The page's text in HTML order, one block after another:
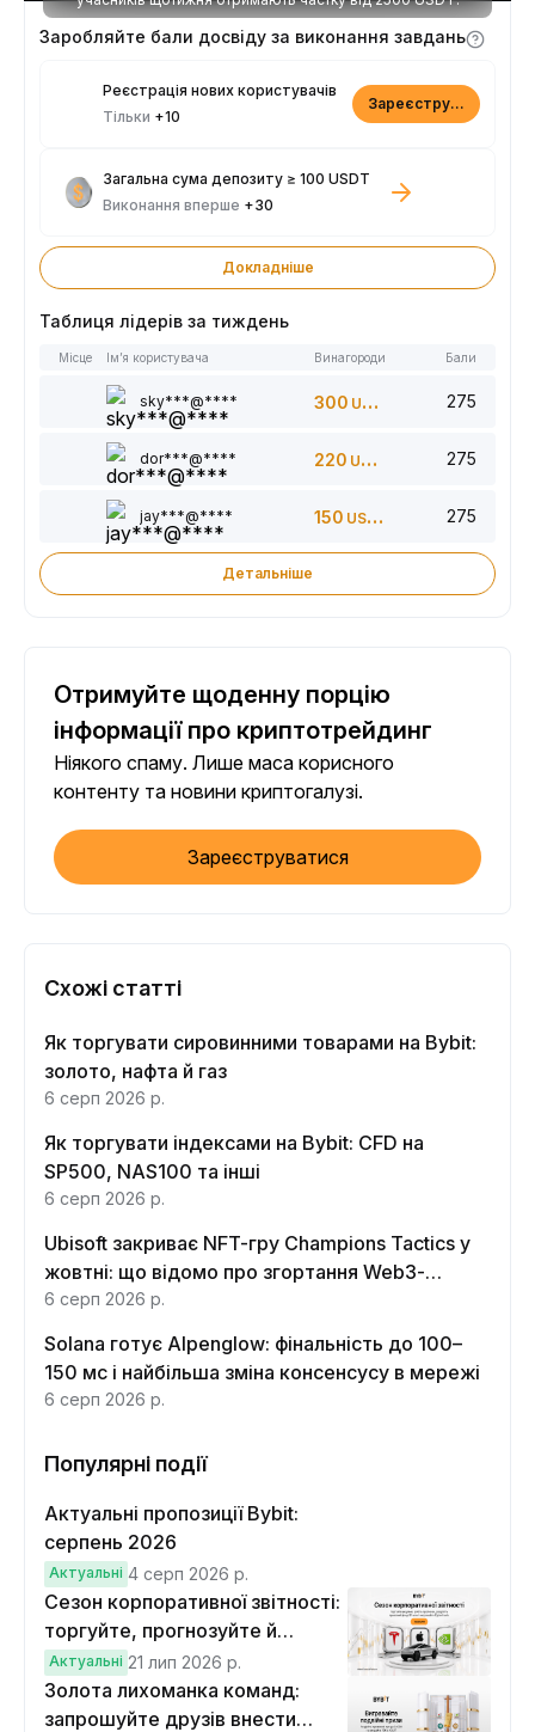
Заробляйте бали досвіду за виконання завдань
Реєстрація нових користувачів
Тільки +10
Зареєструватися
Загальна сума депозиту ≥ 100 USDT
Виконання вперше +30
Докладніше
Таблиця лідерів за тиждень
Місце Ім’я користувача Винагороди Бали
sky***@**** 300 USDT 275
dor***@**** 220 USDT 275
jay***@**** 150 USDT 275
Детальніше
Отримуйте щоденну порцію
інформації про криптотрейдинг
Ніякого спаму. Лише маса корисного
контенту та новини криптогалузі.
Зареєструватися
Схожі статті
Як торгувати сировинними товарами на Bybit:
золото, нафта й газ
6 серп 2026 р.
Як торгувати індексами на Bybit: CFD на
SP500, NAS100 та інші
6 серп 2026 р.
Ubisoft закриває NFT-гру Champions Tactics у
жовтні: що відомо про згортання Web3-
функцій
6 серп 2026 р.
Solana готує Alpenglow: фінальність до 100–
150 мс і найбільша зміна консенсусу в мережі
6 серп 2026 р.
Популярні події
Актуальні пропозиції Bybit:
серпень 2026
Актуальні 4 серп 2026 р.
Сезон корпоративної звітності:
торгуйте, прогнозуйте й
вигравайте Cybertruck
Актуальні 21 лип 2026 р.
Золота лихоманка команд:
запрошуйте друзів внести